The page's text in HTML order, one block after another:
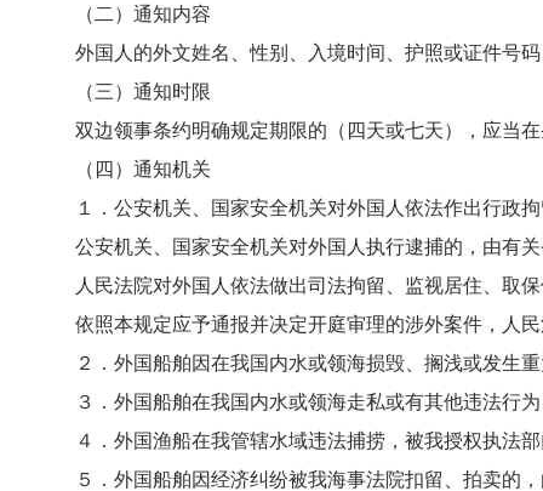
（二）通知内容
外国人的外文姓名、性别、入境时间、护照或证件号码
（三）通知时限
双边领事条约明确规定期限的（四天或七天），应当在
（四）通知机关
１．公安机关、国家安全机关对外国人依法作出行政拘
公安机关、国家安全机关对外国人执行逮捕的，由有关
人民法院对外国人依法做出司法拘留、监视居住、取保
依照本规定应予通报并决定开庭审理的涉外案件，人民
２．外国船舶因在我国内水或领海损毁、搁浅或发生重
３．外国船舶在我国内水或领海走私或有其他违法行为
４．外国渔船在我管辖水域违法捕捞，被我授权执法部
５．外国船舶因经济纠纷被我海事法院扣留、拍卖的，